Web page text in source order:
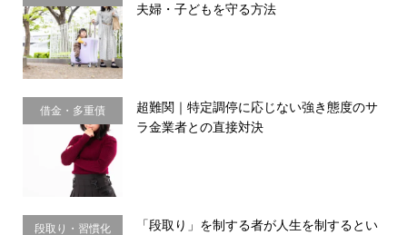
習慣
夫婦・子どもを守る方法
借金・多重債
務・金銭感覚
超難関｜特定調停に応じない強き態度のサ
ラ金業者との直接対決
段取り・習慣化
「段取り」を制する者が人生を制するとい